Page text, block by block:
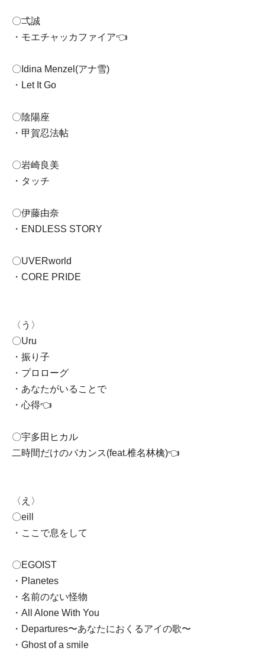
〇弌誠
・モエチャッカファイア👈
〇Idina Menzel(アナ雪)
・Let It Go
〇陰陽座
・甲賀忍法帖
〇岩崎良美
・タッチ
〇伊藤由奈
・ENDLESS STORY
〇UVERworld
・CORE PRIDE
〈う〉
〇Uru
・振り子
・プロローグ
・あなたがいることで
・心得👈
〇宇多田ヒカル
二時間だけのバカンス(feat.椎名林檎)👈
〈え〉
〇eill
・ここで息をして
〇EGOIST
・Planetes
・名前のない怪物
・All Alone With You
・Departures〜あなたにおくるアイの歌〜
・Ghost of a smile